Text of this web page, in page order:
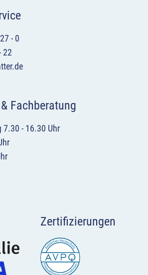
- 0
22
Fachberatung
- 16.30 Uhr
Zertifizierungen